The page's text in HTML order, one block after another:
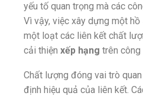
yếu tố quan trọng mà các
Vì vậy, việc xây dựng một
một loạt các liên kết chất
cải thiện xếp hạng trên công
Chất lượng đóng vai trò
định hiệu quả của liên kết.